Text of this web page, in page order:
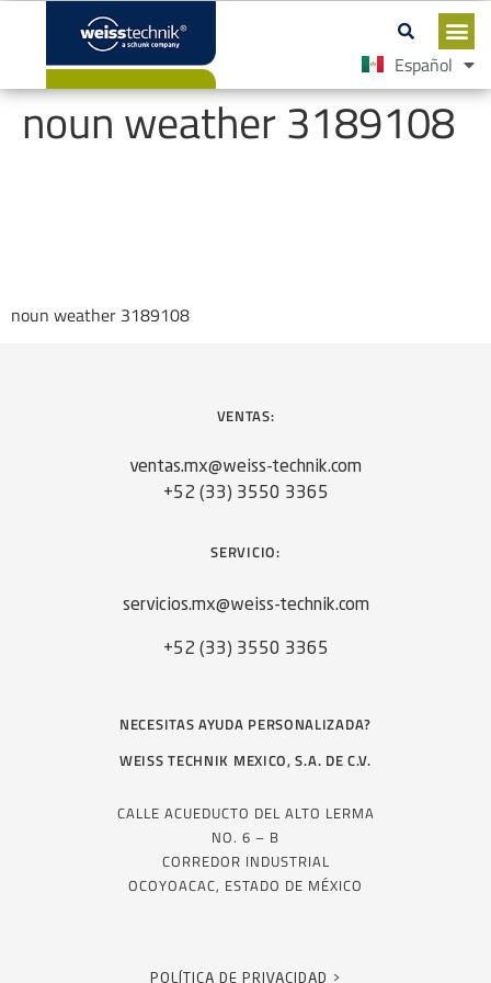
Español
English
noun weather 3189108
noun weather 3189108
VENTAS:
ventas.mx@weiss-technik.com
+52 (33) 3550 3365
SERVICIO:
servicios.mx@weiss-technik.com
+52 (33) 3550 3365
NECESITAS AYUDA PERSONALIZADA?
WEISS TECHNIK MEXICO, S.A. DE C.V.
CALLE ACUEDUCTO DEL ALTO LERMA
NO. 6 – B
CORREDOR INDUSTRIAL
OCOYOACAC, ESTADO DE MÉXICO
POLÍTICA DE PRIVACIDAD >